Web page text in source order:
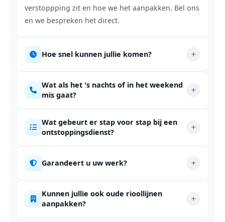
verstoppping zit en hoe we het aanpakken. Bel ons
en we bespreken het direct.
Hoe snel kunnen jullie komen?
Wat als het 's nachts of in het weekend
mis gaat?
Wat gebeurt er stap voor stap bij een
ontstoppingsdienst?
Garandeert u uw werk?
Kunnen jullie ook oude rioollijnen
aanpakken?